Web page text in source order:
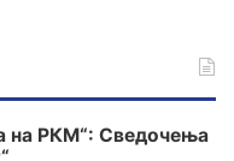
на РКМ“: Сведочења